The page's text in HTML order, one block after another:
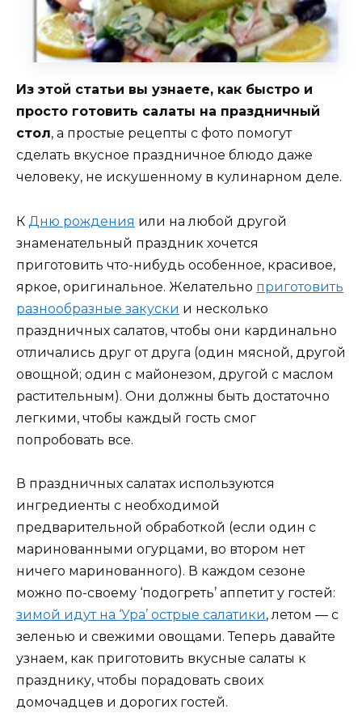
Из этой статьи вы узнаете, как быстро и
просто готовить салаты на праздничный
стол, а простые рецепты с фото помогут
сделать вкусное праздничное блюдо даже
человеку, не искушенному в кулинарном деле.
К Дню рождения или на любой другой
знаменательный праздник хочется
приготовить что-нибудь особенное, красивое,
яркое, оригинальное. Желательно приготовить
разнообразные закуски и несколько
праздничных салатов, чтобы они кардинально
отличались друг от друга (один мясной, другой
овощной; один с майонезом, другой с маслом
растительным). Они должны быть достаточно
легкими, чтобы каждый гость смог
попробовать все.
В праздничных салатах используются
ингредиенты с необходимой
предварительной обработкой (если один с
маринованными огурцами, во втором нет
ничего маринованного). В каждом сезоне
можно по-своему ‘подогреть’ аппетит у гостей:
зимой идут на ‘Ура’ острые салатики, летом — с
зеленью и свежими овощами. Теперь давайте
узнаем, как приготовить вкусные салаты к
празднику, чтобы порадовать своих
домочадцев и дорогих гостей.